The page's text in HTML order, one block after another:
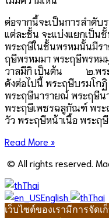
ต่อจากนี้จะเป็นการลำดับ
แต่ละชั้น จะแบ่งแยกเ
พระฤษีในชั้นพรหมนั้นมีร
ฤษีพรหมมา พระฤษีพรหม
วาลมีกิ เป็นต้น ๒.พระ
ดังต่อไปนี้ พระฤษีบรมโก
พระฤษีนารายณ์ พระฤษีน
พระฤษีเพชรฉลูกัณฑ์ พร
วัว พระฤษีหน้าเนื้อ พระฤ
Read More »
© All rights reserved.
Thai
English
Thai
เว็บไซต์ของเรามีการจัด